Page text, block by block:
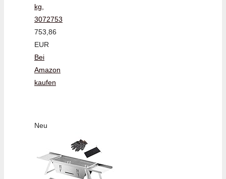
kg,
3072753
753,86
EUR
Bei
Amazon
kaufen
Neu